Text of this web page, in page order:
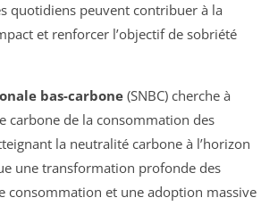
quotidiens peuvent contribuer à la
et renforcer l’objectif de sobriété
bas-carbone(SNBC) cherche à
carbone de la consommation des
la neutralité carbone à l’horizon
une transformation profonde des
consommation et une adoption massive